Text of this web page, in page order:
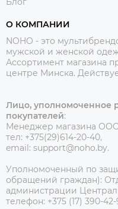
О КОМПАНИИ
NOHO - это
мужской и женской
Ассортимент магазина
центре Минска.
Лицо, уполномоченное
покупателей:
Менеджер магазина ООО
тел: +375(29)614-20-40,
email: support@noho.by.
Уполномоченный по
обращений граждан):
администрации
телефон: +375 (17) 390-